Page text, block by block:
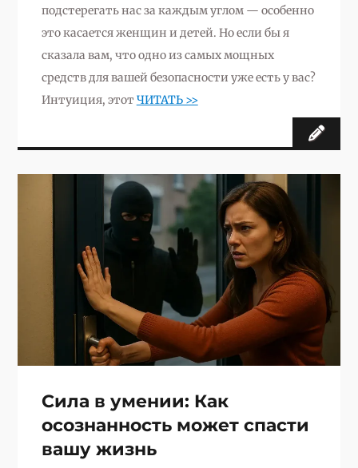
подстерегать нас за каждым углом — особенно
это касается женщин и детей. Но если бы я
сказала вам, что одно из самых мощных
средств для вашей безопасности уже есть у вас?
Интуиция, этот ЧИТАТЬ >>
Сила в умении: Как
осознанность может спасти
вашу жизнь